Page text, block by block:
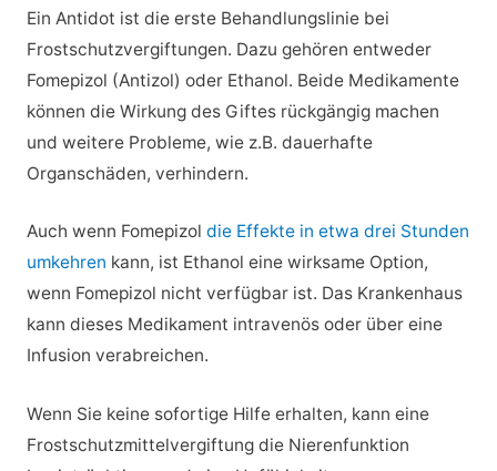
Ein Antidot ist die erste Behandlungslinie bei
Frostschutzvergiftungen. Dazu gehören entweder
Fomepizol (Antizol) oder Ethanol. Beide Medikamente
können die Wirkung des Giftes rückgängig machen
und weitere Probleme, wie z.B. dauerhafte
Organschäden, verhindern.
Auch wenn Fomepizol die Effekte in etwa drei Stunden
umkehren kann, ist Ethanol eine wirksame Option,
wenn Fomepizol nicht verfügbar ist. Das Krankenhaus
kann dieses Medikament intravenös oder über eine
Infusion verabreichen.
Wenn Sie keine sofortige Hilfe erhalten, kann eine
Frostschutzmittelvergiftung die Nierenfunktion